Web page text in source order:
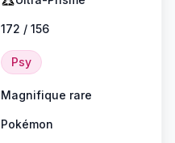
172 / 156
Psy
Magnifique rare
Pokémon